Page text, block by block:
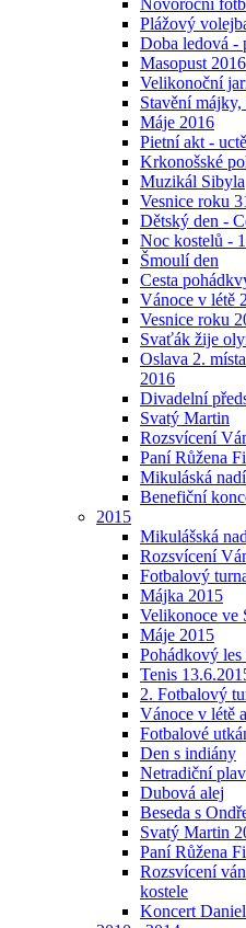
Novoroční
Plážový
Doba ledová -
Masopust 2016
Velikonoční
Stavění
Máje 2016
Pietní akt -
Krkonošské
Muzikál Sibyla
Vesnice roku
Dětský den -
Noc kostelů -
Šmoulí den
Cesta
Vánoce v létě
Vesnice roku
Svaťák žije
Oslava 2.
2016
Divadelní
Svatý Martin
Rozsvícení
Paní Růžena
Mikuláská
Benefiční
2015
Mikulášská
Rozsvícení
Fotbalový
Májka 2015
Velikonoce ve
Máje 2015
Pohádkový les
Tenis
2. Fotbalový
Vánoce v létě
Fotbalové
Den s indiány
Netradiční
Dubová alej
Beseda s
Svatý Martin
Paní Růžena
Rozsvícení
kostele
Koncert